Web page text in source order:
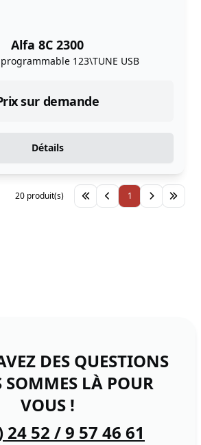
Alfa 8C 2300
123\TUNE USB
sur demande
Détails
1
20 produit(s)
DES QUESTIONS
SOMMES LÀ POUR
VOUS !
24 52 / 9 57 46 61